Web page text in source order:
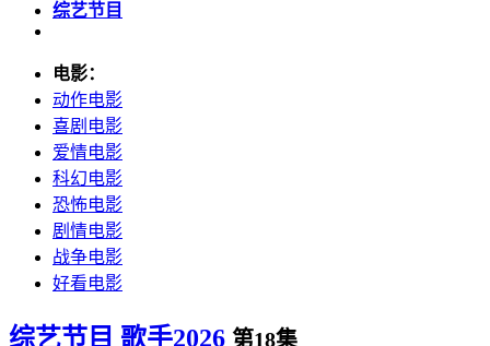
综艺节目
电影：
动作电影
喜剧电影
爱情电影
科幻电影
恐怖电影
剧情电影
战争电影
好看电影
综艺节目 歌手2026 第18集